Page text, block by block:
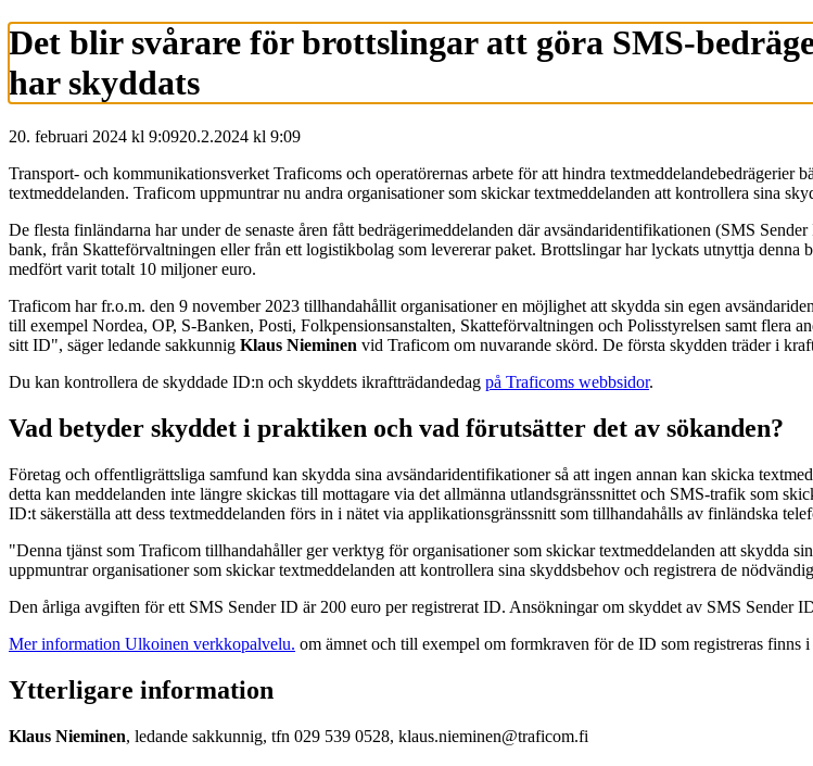
Det blir svårare för brottslingar att göra SMS-
har skyddats
20. februari 2024 kl 9:0920.2.2024 kl 9:09
Transport- och kommunikationsverket Traficoms och operatörernas arbete för att hindra
textmeddelanden. Traficom uppmuntrar nu andra organisationer som skickar textmeddelanden att kontrollera sina
De flesta finländarna har under de senaste åren fått bedrägerimeddelanden där avsändaridentifikationen (SMS
bank, från Skatteförvaltningen eller från ett logistikbolag som levererar paket. Brottslingar har lyckats utnyttja
medfört varit totalt 10 miljoner euro.
Traficom har fr.o.m. den 9 november 2023 tillhandahållit organisationer en möjlighet att skydda sin egen
till exempel Nordea, OP, S-Banken, Posti, Folkpensionsanstalten, Skatteförvaltningen och Polisstyrelsen samt flera
sitt ID", säger ledande sakkunnig Klaus Nieminen vid Traficom om nuvarande skörd. De första skydden träder i
Du kan kontrollera de skyddade ID:n och skyddets ikraftträdandedag på Traficoms webbsidor.
Vad betyder skyddet i praktiken och vad förutsätter det av sökanden?
Företag och offentligrättsliga samfund kan skydda sina avsändaridentifikationer så att ingen annan kan skicka
detta kan meddelanden inte längre skickas till mottagare via det allmänna utlandsgränssnittet och SMS-trafik som
ID:t säkerställa att dess textmeddelanden förs in i nätet via applikationsgränssnitt som tillhandahålls av finländska
"Denna tjänst som Traficom tillhandahåller ger verktyg för organisationer som skickar textmeddelanden att skydda
uppmuntrar organisationer som skickar textmeddelanden att kontrollera sina skyddsbehov och registrera de
Den årliga avgiften för ett SMS Sender ID är 200 euro per registrerat ID. Ansökningar om skyddet av SMS Sender
Mer information Ulkoinen verkkopalvelu. om ämnet och till exempel om formkraven för de ID som registreras
Ytterligare information
Klaus Nieminen, ledande sakkunnig, tfn 029 539 0528, klaus.nieminen@traficom.fi